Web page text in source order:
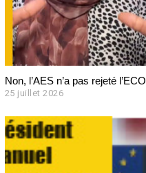
Non, l’AES n’a pas rejeté l’ECO
25 juillet 2026
j
u
i